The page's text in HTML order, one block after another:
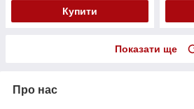
Купити
Показати ще
Про нас